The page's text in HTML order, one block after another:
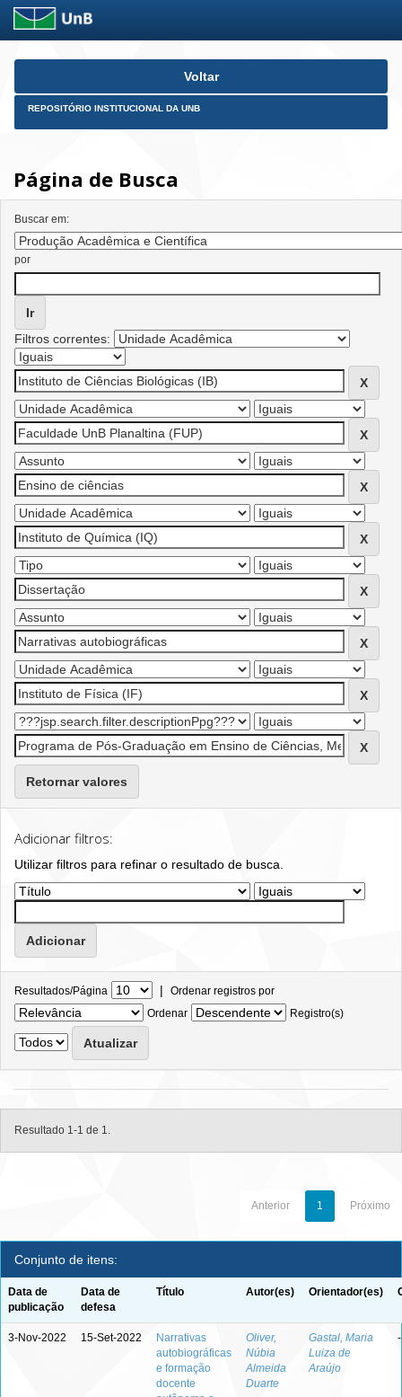
Skip
Voltar
REPOSITÓRIO INSTITUCIONAL DA UNB
Página de Busca
Buscar em:
por
Filtros correntes:
Retornar valores
Adicionar filtros:
Utilizar filtros para refinar o resultado de busca.
Resultados/Página | Ordenar registros por
Ordenar
Registro(s)
Resultado 1-1 de 1.
Anterior 1 Próximo
Conjunto de itens:
Data de
publicação
Data de
defesa
Título Autor(es) Orientador(es)
3-Nov-2022 15-Set-2022
Narrativas
autobiográficas
e formação
docente
Oliver,
Núbia
Almeida
Duarte
Gastal, Maria
Luiza de
Araújo
-